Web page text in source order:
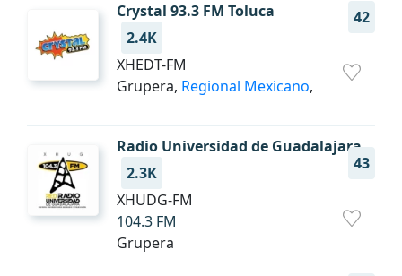
Crystal 93.3 FM Toluca
42
2.4K
XHEDT-FM
Grupera, Regional Mexicano,
Radio Universidad de Guadalajara
43
2.3K
XHUDG-FM
104.3 FM
Grupera